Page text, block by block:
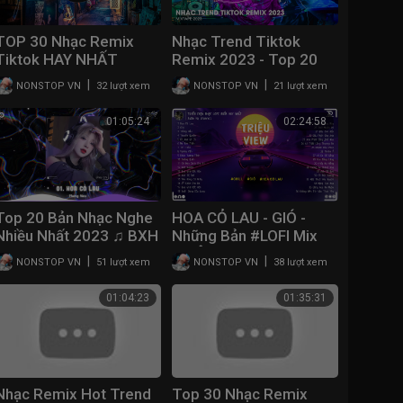
30 Nhạc Remix
HAY NHẤT
2023: Khúc Vương Tình,
Cỏ Lau, Rượu Mừng
Người Dưng, Gió
NONSTOP VN 32 lượt xem
Nhạc Trend Tiktok
Remix 2023 - Top 20
Bài Hát Hot Nhất Trên
TikTok - BXH Nhạc Trẻ
Remix Mới Nhất
NONSTOP VN 21 lượt xem
01:05:24
20 Bản Nhạc Nghe
Nhất 2023 ♫ BXH
Nhạc Trẻ Remix Hot
- Nhạc Remix
TikTok 2023
NONSTOP VN 51 lượt xem
02:24:58
HOA CỎ LAU - GIÓ -
Những Bản #LOFI Mix
TRIỆU VIEW Gây Nghiện
Hay Nhất 2023 - Nhạc
Chill Hot TikTok
NONSTOP VN 38 lượt xem
01:04:23
Remix Hot Trend
01:35:31
Top 30 Nhạc Remix